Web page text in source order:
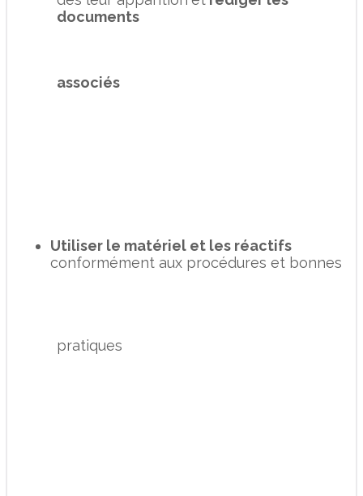
documents
associés
Utiliser le matériel et les réactifs
conformément aux procédures et bonnes
pratiques